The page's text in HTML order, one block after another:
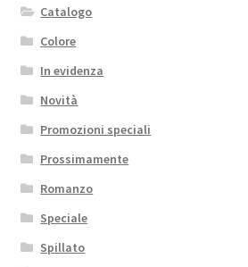
Catalogo
Colore
In evidenza
Novità
Promozioni speciali
Prossimamente
Romanzo
Speciale
Spillato